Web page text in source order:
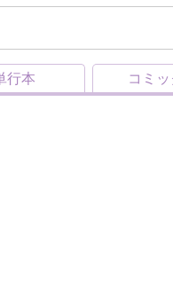
行本 コミッ